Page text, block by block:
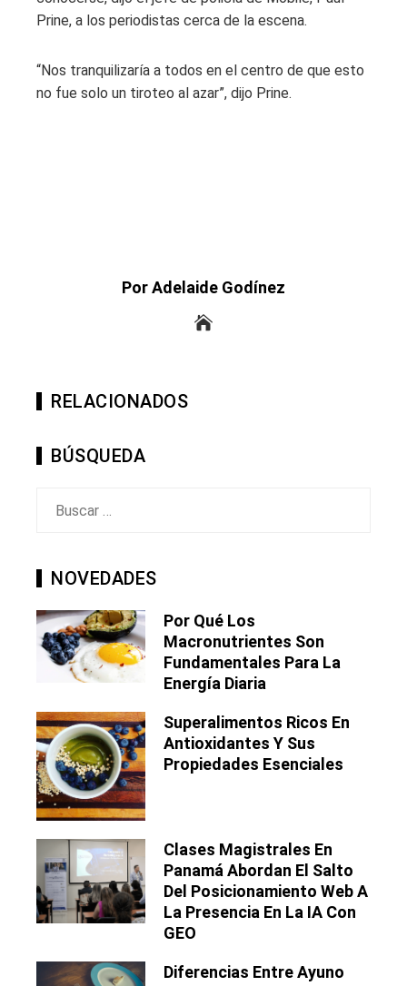
Prine, a los periodistas cerca de la escena.
“Nos tranquilizaría a todos en el centro de que esto
no fue solo un tiroteo al azar”, dijo Prine.
Por Adelaide Godínez
RELACIONADOS
BÚSQUEDA
NOVEDADES
Por Qué Los
Macronutrientes Son
Fundamentales Para La
Energía Diaria
Superalimentos Ricos En
Antioxidantes Y Sus
Propiedades Esenciales
Clases Magistrales En
Panamá Abordan El Salto
Del Posicionamiento Web A
La Presencia En La IA Con
GEO
Diferencias Entre Ayuno